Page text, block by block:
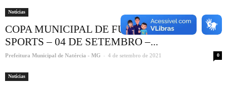
Notícias
COPA MUNICIPAL DE FUTSAL REPLAY
SPORTS – 04 DE SETEMBRO –...
Prefeitura Municipal de Natércia - MG - 4 de setembro de 2021 0
Notícias